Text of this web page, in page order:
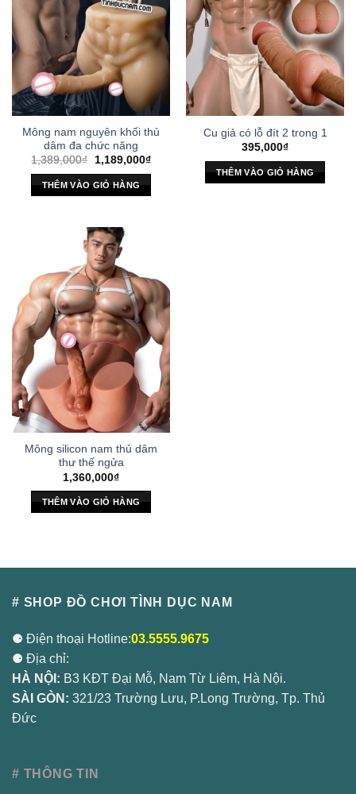
Mông nam nguyên khối thủ
dâm đa chức năng
1,389,000₫
Giá
là:
1,389,000₫.
1,189,000₫Giá
THÊM VÀO GIỎ HÀNG
Cu giả có lỗ đít 2 trong 1
395,000₫
THÊM VÀO GIỎ HÀNG
Mông silicon nam thủ dâm
thư thế ngửa
1,360,000₫
THÊM VÀO GIỎ HÀNG
# SHOP ĐỒ CHƠI TÌNH DỤC NAM
⚈ Điện thoại Hotline:03.5555.9675
⚈ Địa chỉ:
HÀ NỘI: B3 KĐT Đại Mỗ, Nam Từ Liêm, Hà Nội.
SÀI GÒN: 321/23 Trường Lưu, P.Long Trường, Tp. Thủ
Đức
# THÔNG TIN